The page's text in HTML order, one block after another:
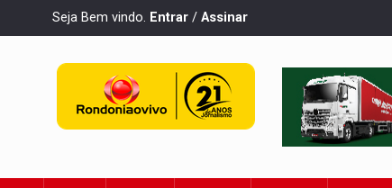
Seja Bem vindo. Entrar / Assinar